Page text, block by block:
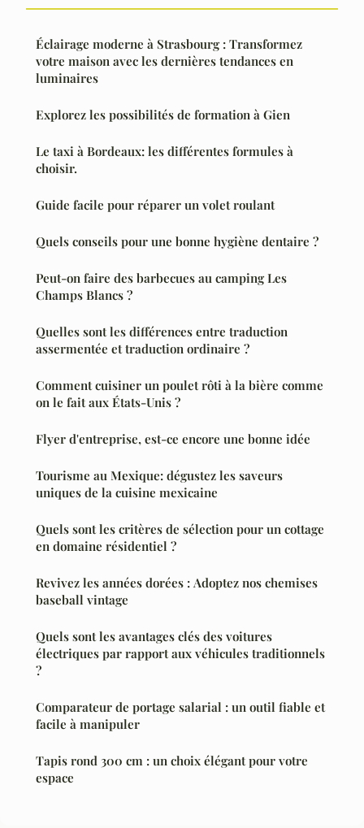
Éclairage moderne à Strasbourg : Transformez
votre maison avec les dernières tendances en
luminaires
Explorez les possibilités de formation à Gien
Le taxi à Bordeaux: les différentes formules à
choisir.
Guide facile pour réparer un volet roulant
Quels conseils pour une bonne hygiène dentaire ?
Peut-on faire des barbecues au camping Les
Champs Blancs ?
Quelles sont les différences entre traduction
assermentée et traduction ordinaire ?
Comment cuisiner un poulet rôti à la bière comme
on le fait aux États-Unis ?
Flyer d'entreprise, est-ce encore une bonne idée
Tourisme au Mexique: dégustez les saveurs
uniques de la cuisine mexicaine
Quels sont les critères de sélection pour un cottage
en domaine résidentiel ?
Revivez les années dorées : Adoptez nos chemises
baseball vintage
Quels sont les avantages clés des voitures
électriques par rapport aux véhicules traditionnels
?
Comparateur de portage salarial : un outil fiable et
facile à manipuler
Tapis rond 300 cm : un choix élégant pour votre
espace